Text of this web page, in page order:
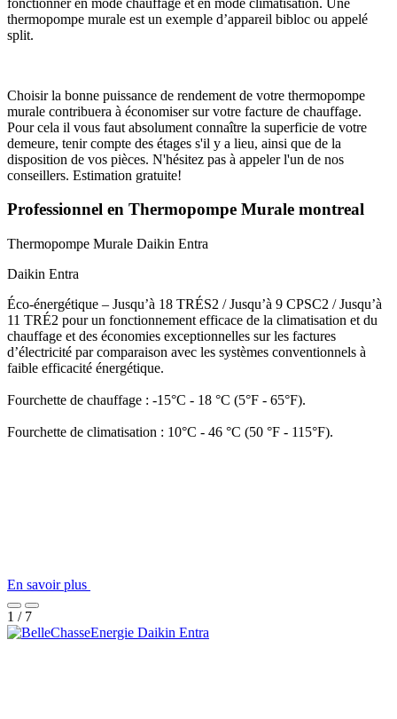
thermopompe murale est un exemple d’appareil bibloc ou appelé
split.
Choisir la bonne puissance de rendement de votre thermopompe
murale contribuera à économiser sur votre facture de chauffage.
Pour cela il vous faut absolument connaître la superficie de votre
demeure, tenir compte des étages s'il y a lieu, ainsi que de la
disposition de vos pièces. N'hésitez pas à appeler l'un de nos
conseillers. Estimation gratuite!
Professionnel en Thermopompe Murale montreal
Thermopompe Murale Daikin Entra
Daikin Entra
Éco-énergétique – Jusqu’à 18 TRÉS2 / Jusqu’à 9 CPSC2 / Jusqu’à
11 TRÉ2 pour un fonctionnement efficace de la climatisation et du
chauffage et des économies exceptionnelles sur les factures
d’électricité par comparaison avec les systèmes conventionnels à
faible efficacité énergétique.
Fourchette de chauffage : -15°C - 18 °C (5°F - 65°F).
Fourchette de climatisation : 10°C - 46 °C (50 °F - 115°F).
En savoir plus
1 / 7